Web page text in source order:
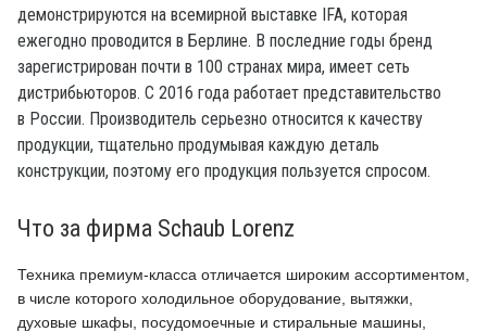
демонстрируются на всемирной выставке IFA, которая
ежегодно проводится в Берлине. В последние годы бренд
зарегистрирован почти в 100 странах мира, имеет сеть
дистрибьюторов. С 2016 года работает представительство
в России. Производитель серьезно относится к качеству
продукции, тщательно продумывая каждую деталь
конструкции, поэтому его продукция пользуется спросом.
Что за фирма Schaub Lorenz
Техника премиум-класса отличается широким ассортиментом,
в числе которого холодильное оборудование, вытяжки,
духовые шкафы, посудомоечные и стиральные машины,